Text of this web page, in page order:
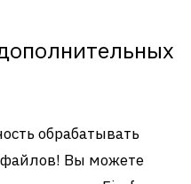
обрабатывать
Вы можете